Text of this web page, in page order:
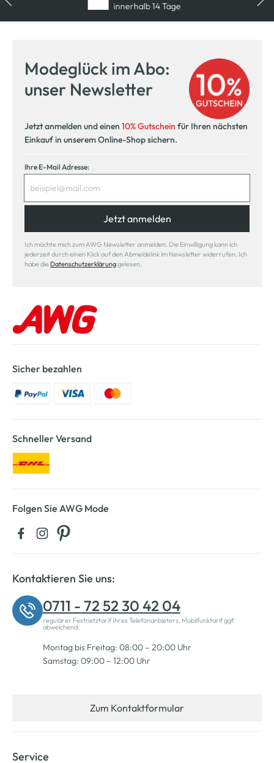
innerhalb 14 Tage
Modeglück im Abo:
unser Newsletter
Jetzt anmelden und einen 10% Gutschein für Ihren nächsten
Einkauf in unserem Online-Shop sichern.
Ihre E-Mail Adresse:
Jetzt anmelden
Ich möchte mich zum AWG Newsletter anmelden. Die Einwilligung kann ich
jederzeit durch einen Klick auf den Abmeldelink im Newsletter widerrufen. Ich
habe die Datenschutzerklärunggelesen.
Sicher bezahlen
Schneller Versand
Folgen Sie AWG Mode
Kontaktieren Sie uns:
0711 - 72 52 30 42 04
regulärer Festnetztarif Ihres Telefonanbieters, Mobilfunktarif ggf.
abweichend.
Montag bis Freitag: 08:00 – 20:00 Uhr
Samstag: 09:00 – 12:00 Uhr
Zum Kontaktformular
Service